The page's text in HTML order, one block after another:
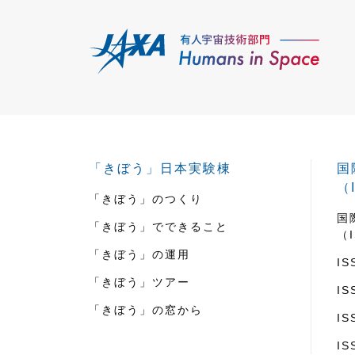
「きぼう」日本実験棟
「きぼう」のつくり
「きぼう」でできること
「きぼう」の運用
「きぼう」ツアー
「きぼう」の窓から
国
国